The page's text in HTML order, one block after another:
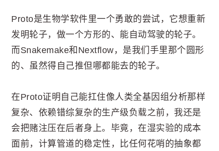
Proto是生物学软件里一个勇敢的尝试，它想重新
发明轮子，做一个方形的、能自动驾驶的轮子。
而Snakemake和Nextflow，是我们手里那个圆形
的、虽然得自己推但哪都能去的轮子。
在Proto证明自己能扛住像人类全基因组分析那样
复杂、依赖错综复杂的生产级负载之前，我还是
会把赌注压在后者身上。毕竟，在湿实验的成本
面前，计算管道的稳定性，比任何花哨的抽象都